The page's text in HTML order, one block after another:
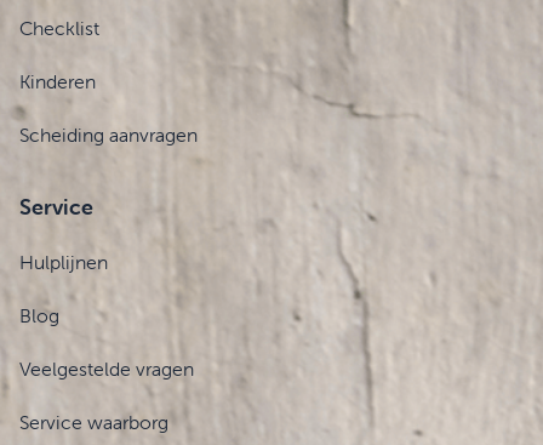
Checklist
Kinderen
Scheiding aanvragen
Service
Hulplijnen
Blog
Veelgestelde vragen
Service waarborg